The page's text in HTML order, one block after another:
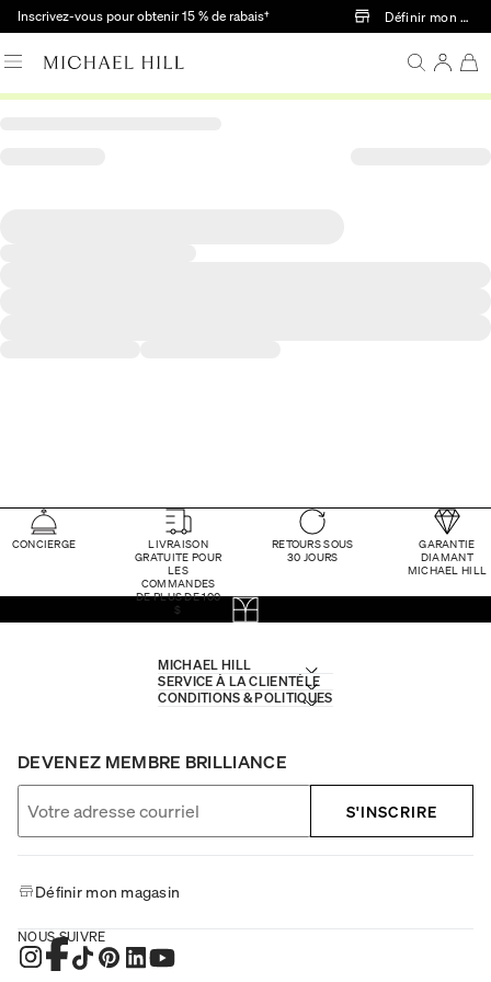
Passer au contenu principal
Inscrivez-vous pour obtenir 15 % de rabais† Définir mon
CONCIERGE
LIVRAISON
GRATUITE POUR
LES
COMMANDES
DE PLUS DE 100
$
RETOURS SOUS
30 JOURS
GARANTIE
DIAMANT
MICHAEL HILL
MICHAEL HILL
SERVICE À LA CLIENTÈLE
CONDITIONS & POLITIQUES
DEVENEZ MEMBRE BRILLIANCE
S'INSCRIRE
Définir mon magasin
NOUS SUIVRE